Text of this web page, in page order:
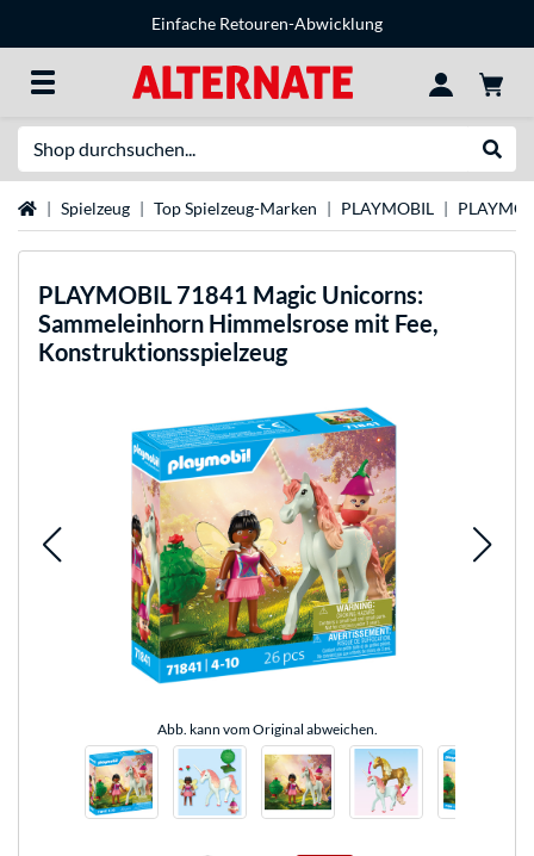
Einfache Retouren-Abwicklung
StartseiteSpielzeug Top Spielzeug-Marken PLAYMOBIL
PLAYMOBIL 71841 Magic Unicorns:
Sammeleinhorn Himmelsrose mit Fee,
Konstruktionsspielzeug
Abb. kann vom Original abweichen.